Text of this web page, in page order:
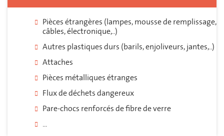
Pièces étrangères (lampes, mousse de remplissage,
câbles, électronique,..)
Autres plastiques durs (barils, enjoliveurs, jantes,..)
Attaches
Pièces métalliques étranges
Flux de déchets dangereux
Pare-chocs renforcés de fibre de verre
...